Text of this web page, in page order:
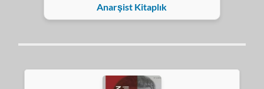
Anarşist Kitaplık